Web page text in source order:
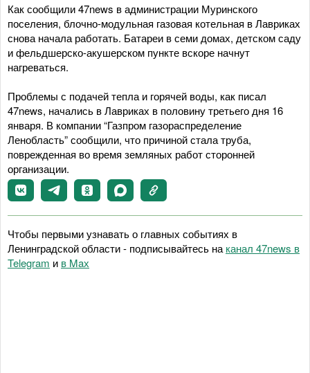
Как сообщили 47news в администрации Муринского
поселения, блочно-модульная газовая котельная в Лавриках
снова начала работать. Батареи в семи домах, детском саду
и фельдшерско-акушерском пункте вскоре начнут
нагреваться.
Проблемы с подачей тепла и горячей воды, как писал
47news, начались в Лавриках в половину третьего дня 16
января. В компании “Газпром газораспределение
Ленобласть” сообщили, что причиной стала труба,
поврежденная во время земляных работ сторонней
организации.
Чтобы первыми узнавать о главных событиях в
Ленинградской области - подписывайтесь на канал 47news в
Telegram и в Maх